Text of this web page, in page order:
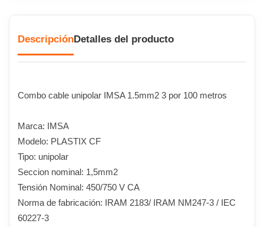
DescripciónDetalles del producto
Combo cable unipolar IMSA 1.5mm2 3 por 100 metros
Marca: IMSA
Modelo: PLASTIX CF
Tipo: unipolar
Seccion nominal: 1,5mm2
Tensión Nominal: 450/750 V CA
Norma de fabricación: IRAM 2183/ IRAM NM247-3 / IEC
60227-3